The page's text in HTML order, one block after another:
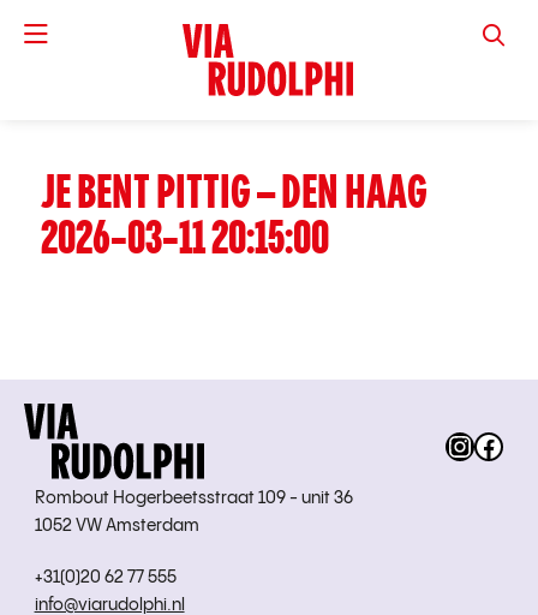
VIA
JE BENT PITTIG – DEN HAAG
2026-03-11 20:15:00
Rombout Hogerbeetsstraat 109 - unit 36
1052 VW Amsterdam
+31(0)20 62 77 555
info@viarudolphi.nl